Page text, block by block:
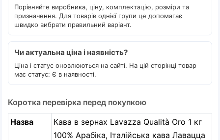
Порівняйте виробника, ціну, комплектацію, розміри та
призначення. Для товарів однієї групи це допомагає
швидко вибрати правильний варіант.
Чи актуальна ціна і наявність?
Ціна і статус оновлюються на сайті. На цій сторінці товар
має статус: Є в наявності.
Коротка перевірка перед покупкою
Назва
Кава в зернах Lavazza Qualità Oro 1 кг
100% Арабіка, Італійська кава Лавацца